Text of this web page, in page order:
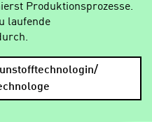
Produktionsprozesse.
laufende